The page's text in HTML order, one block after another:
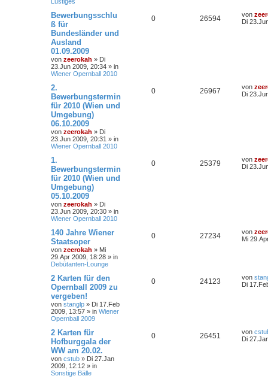
Bewerbungsschlu
ß für
Bundesländer und
Ausland
01.09.2009
von zeerokah » Di
23.Jun 2009, 20:34 » in
Wiener Opernball 2010
0 26594 von
Di
2.
Bewerbungstermin
für 2010 (Wien und
Umgebung)
06.10.2009
von zeerokah » Di
23.Jun 2009, 20:31 » in
Wiener Opernball 2010
0 26967 von
Di
1.
Bewerbungstermin
für 2010 (Wien und
Umgebung)
05.10.2009
von zeerokah » Di
23.Jun 2009, 20:30 » in
Wiener Opernball 2010
0 25379 von
Di
140 Jahre Wiener
Staatsoper
von zeerokah » Mi
29.Apr 2009, 18:28 » in
Debütanten-Lounge
0 27234 von
Mi
2 Karten für den
Opernball 2009 zu
vergeben!
von stanglp » Di 17.Feb
2009, 13:57 » in Wiener
Opernball 2009
0 24123 von
Di
2 Karten für
Hofburggala der
WW am 20.02.
von cstub » Di 27.Jan
2009, 12:12 » in
Sonstige Bälle
0 26451 von
Di